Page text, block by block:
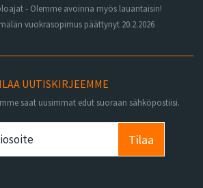
- Olemme avoinna myös lauantaisin!
vuokrasopimus päättynyt 20.2.2026
UUTISKIRJEEMME
saat uusimmat edut suoraan sähköpostiisi.
Tilaa